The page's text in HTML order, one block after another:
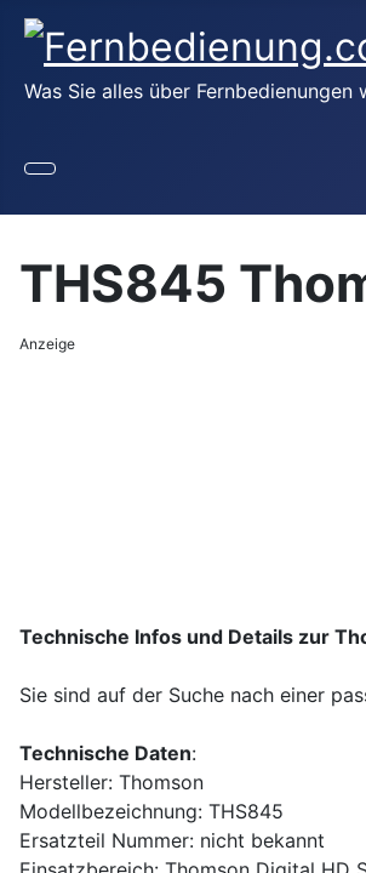
Was Sie alles über Fernbedienungen
THS845
Anzeige
Technische Infos und Details zur
Sie sind auf der Suche nach einer
Technische Daten:
Hersteller: Thomson
Modellbezeichnung: THS845
Ersatzteil Nummer: nicht bekannt